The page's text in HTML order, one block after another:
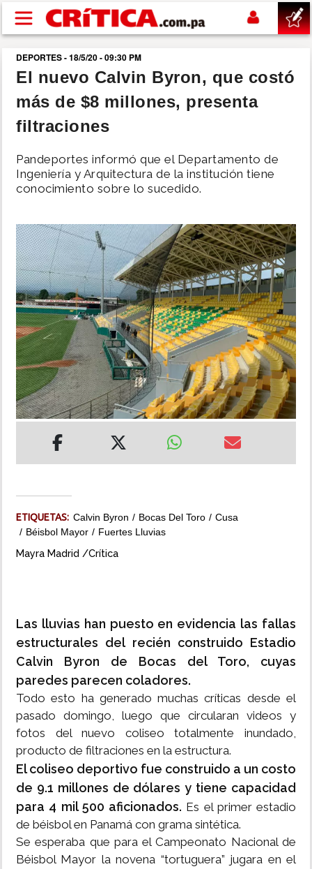
Pasar al contenido principal
buscar
SUCESOS
POLÍTICA
DEPORTES
MUNDO
INSÓLITAS
MULTIMEDIA
IMPRESO
DEPORTES - 18/5/20 - 09:30 PM
El nuevo Calvin Byron, que costó
más de $8 millones, presenta
filtraciones
Pandeportes informó que el Departamento de
Ingeniería y Arquitectura de la institución tiene
conocimiento sobre lo sucedido.
ETIQUETAS: Calvin Byron Bocas Del Toro
Cusa
Béisbol Mayor
Fuertes Lluvias
Mayra Madrid /Crítica
Las lluvias han puesto en evidencia las fallas
estructurales del recién construido Estadio
Calvin Byron de Bocas del Toro, cuyas
paredes parecen coladores.
Todo esto ha generado muchas críticas desde el
pasado domingo, luego que circularan videos y
fotos del nuevo coliseo totalmente inundado,
producto de filtraciones en la estructura.
El coliseo deportivo fue construido a un costo
de 9.1 millones de dólares y tiene capacidad
para 4 mil 500 aficionados. Es el primer estadio
de béisbol en Panamá con grama sintética.
Se esperaba que para el Campeonato Nacional de
Béisbol Mayor la novena “tortuguera” jugara en el